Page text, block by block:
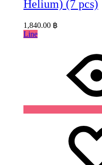
Helium) (7 pcs)
1,840.00 ฿
Line